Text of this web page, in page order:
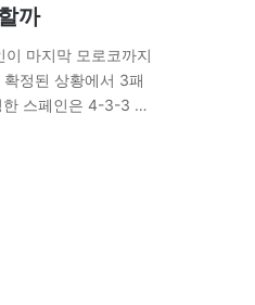
까
마지막 모로코까지
정된 상황에서 3패
스페인은 4-3-3 전